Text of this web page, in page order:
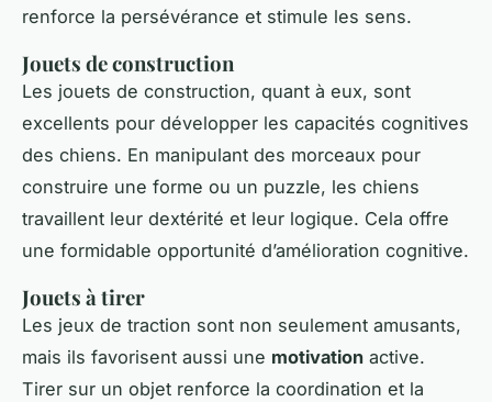
renforce la persévérance et stimule les sens.
Jouets de construction
Les jouets de construction, quant à eux, sont
excellents pour développer les capacités cognitives
des chiens. En manipulant des morceaux pour
construire une forme ou un puzzle, les chiens
travaillent leur dextérité et leur logique. Cela offre
une formidable opportunité d’amélioration cognitive.
Jouets à tirer
Les jeux de traction sont non seulement amusants,
mais ils favorisent aussi une motivation active.
Tirer sur un objet renforce la coordination et la